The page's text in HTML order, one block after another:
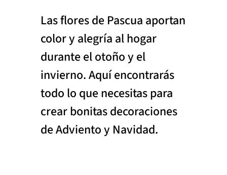
Las flores de Pascua aportan
color y alegría al hogar
durante el otoño y el
invierno. Aquí encontrarás
todo lo que necesitas para
crear bonitas decoraciones
de Adviento y Navidad.